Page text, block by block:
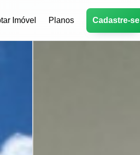
Imóvel Planos Cadastre-se